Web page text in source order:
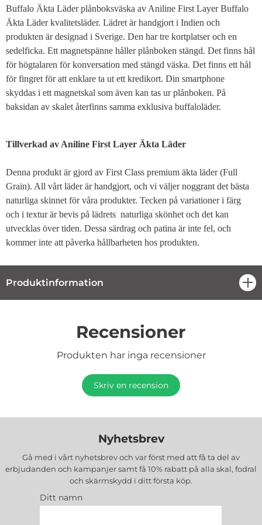
Buffalo Äkta Läder plånboksväska av Aniline First Layer Buffalo
Äkta Läder kvalitetsläder. Lädret är handgjort i Indien och
produkten är designad i Sverige. Den har tre kortplatser och en
sedelficka. Ett magnetspänne håller plånboken stängd. Det finns hål
för högtalaren för konversation med stängd väska. Det finns ett hål
för fingret för att enklare ta ut ett kredikort. Din smartphone
skyddas i ett magnetskal som även kan tas ur plånboken. På
baksidan av skalet återfinns samma exklusiva buffaloläder.
Tillverkad av Aniline First Layer Äkta Läder
Denna produkt är gjord av First Class premium äkta läder (Full
Grain). All vårt läder är handgjort, och vi väljer noggrant det bästa
naturliga skinnet för våra produkter. Tecken på variationer i färg
och i textur är bevis på lädrets naturliga skönhet och det kan
utvecklas över tiden. Dessa särdrag och patina är inte fel, och
kommer inte att påverka hållbarheten hos produkten.
Produktinformation
Recensioner
Produkten har inga recensioner
Skriv en recension
Nyhetsbrev
Gå med i vårt nyhetsbrev och var först med att få ta del av
erbjudanden och kampanjer samt få 10% rabatt på alla skal, fodral
och skärmskydd i ditt första köp.
Ditt namn